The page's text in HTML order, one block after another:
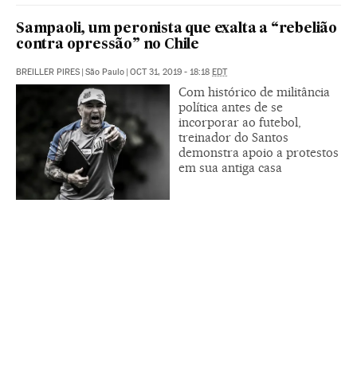
Sampaoli, um peronista que exalta a “rebelião
contra opressão” no Chile
BREILLER PIRES | São Paulo | OCT 31, 2019 - 18:18 EDT
Com histórico de militância
política antes de se
incorporar ao futebol,
treinador do Santos
demonstra apoio a protestos
em sua antiga casa